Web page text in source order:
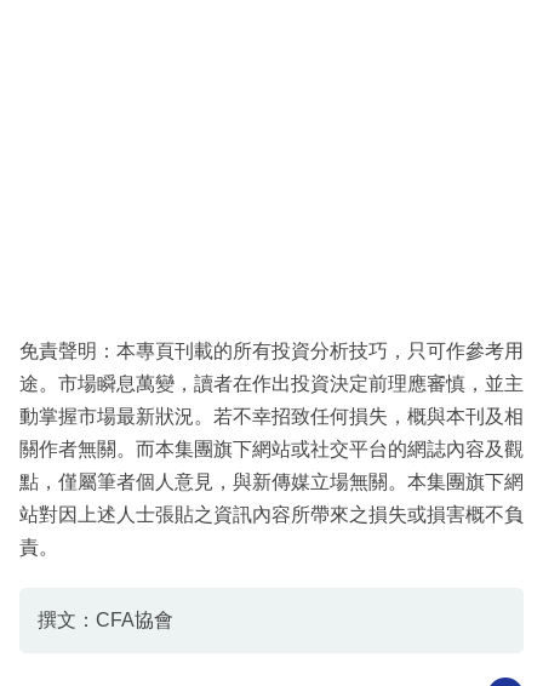
免責聲明：本專頁刊載的所有投資分析技巧，只可作參考用
途。市場瞬息萬變，讀者在作出投資決定前理應審慎，並主
動掌握市場最新狀況。若不幸招致任何損失，概與本刊及相
關作者無關。而本集團旗下網站或社交平台的網誌內容及觀
點，僅屬筆者個人意見，與新傳媒立場無關。本集團旗下網
站對因上述人士張貼之資訊內容所帶來之損失或損害概不負
責。
撰文：CFA協會